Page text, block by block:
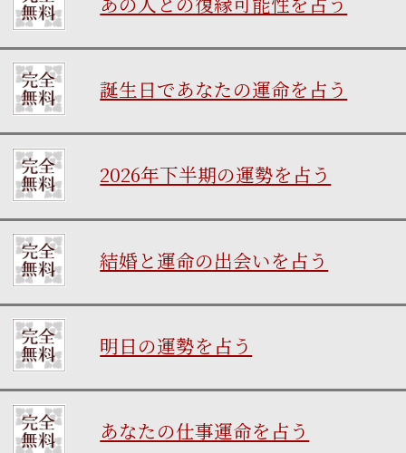
誕生日であなたの運命を占う
2026年下半期の運勢を占う
結婚と運命の出会いを占う
明日の運勢を占う
あなたの仕事運命を占う